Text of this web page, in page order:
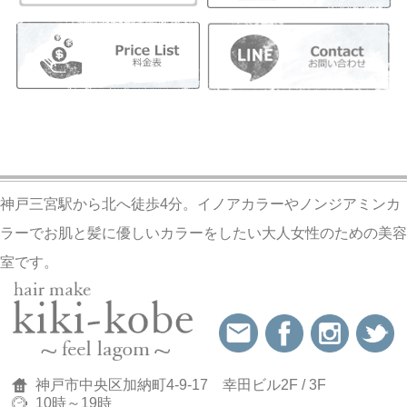
神戸三宮駅から北へ徒歩4分。イノアカラーやノンジアミンカ
ラーでお肌と髪に優しいカラーをしたい大人女性のための美容
室です。
神戸市中央区加納町4-9-17 幸田ビル2F / 3F
10時～19時